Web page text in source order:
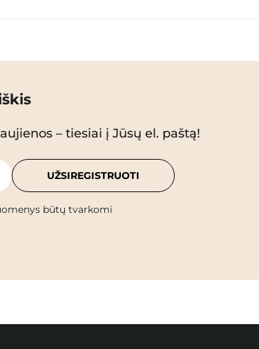
– tiesiai į Jūsų el. paštą!
būtų tvarkomi
UŽSIREGISTRUOTI